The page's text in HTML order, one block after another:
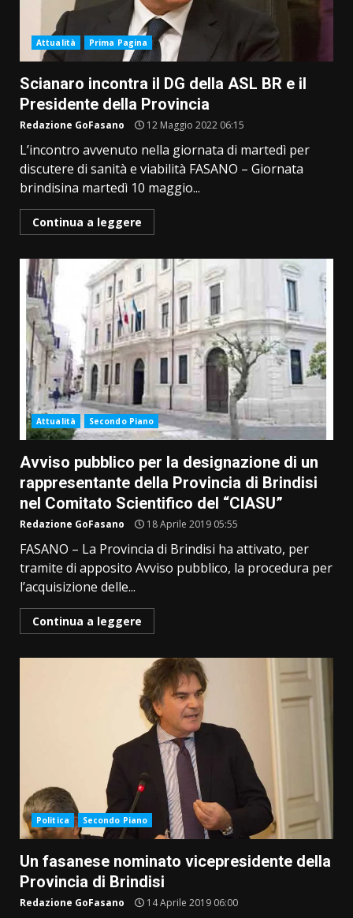
Attualità Prima Pagina
Scianaro incontra il DG della ASL BR e il
Presidente della Provincia
Redazione GoFasano 12 Maggio 2022 06:15
L’incontro avvenuto nella giornata di martedì per
discutere di sanità e viabilità FASANO – Giornata
brindisina martedì 10 maggio...
Continua a leggere
Attualità Secondo Piano
Avviso pubblico per la designazione di un
rappresentante della Provincia di Brindisi
nel Comitato Scientifico del “CIASU”
Redazione GoFasano 18 Aprile 2019 05:55
FASANO – La Provincia di Brindisi ha attivato, per
tramite di apposito Avviso pubblico, la procedura per
l’acquisizione delle...
Continua a leggere
Politica Secondo Piano
Un fasanese nominato vicepresidente della
Provincia di Brindisi
Redazione GoFasano 14 Aprile 2019 06:00